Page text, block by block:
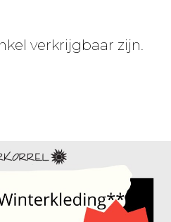
verkrijgbaar zijn.